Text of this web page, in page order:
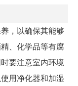
，以确保其能够
、化学品等有腐
要注意室内环境
用净化器和加湿